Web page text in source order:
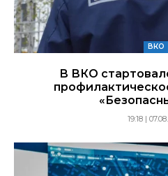
ВКО
В ВКО
19:18 |